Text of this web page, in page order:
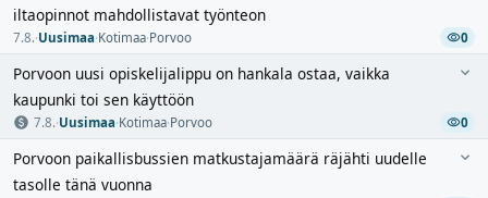
iltaopinnot mahdollistavat työnteon
7.8.·Uusimaa·Kotimaa·Porvoo 0
Porvoon uusi opiskelijalippu on hankala ostaa, vaikka
kaupunki toi sen käyttöön
7.8.·Uusimaa·Kotimaa·Porvoo 0
Porvoon paikallisbussien matkustajamäärä räjähti uudelle
tasolle tänä vuonna